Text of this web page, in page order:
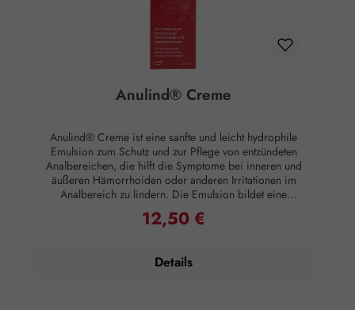
Anulind® Creme
Anulind® Creme ist eine sanfte und leicht hydrophile
Emulsion zum Schutz und zur Pflege von entzündeten
Analbereichen, die hilft die Symptome bei inneren und
äußeren Hämorrhoiden oder anderen Irritationen im
Analbereich zu lindern. Die Emulsion bildet eine
physikalische Barriere und schützt so die empfindliche
Haut. Gleichzeitig wird die Besiedelung mit Bakterien und
pflegende Eigenschaften, die dazu beitragen, Beschwerden
Regulärer Preis:
12,50 €
Details